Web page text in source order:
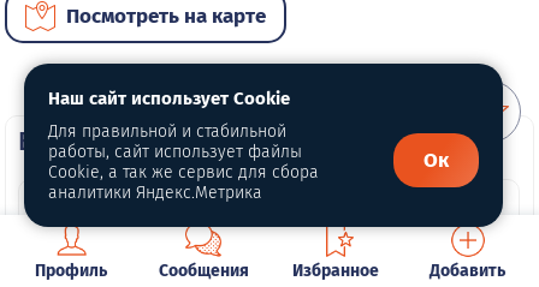
Посмотреть на карте
ВИП автомобили
Профиль Сообщения Избранное Добавить
Наш сайт использует Cookie
Для правильной и стабильной
работы, сайт использует файлы
Cookie, а так же сервис для сбора
аналитики Яндекс.Метрика
Ок